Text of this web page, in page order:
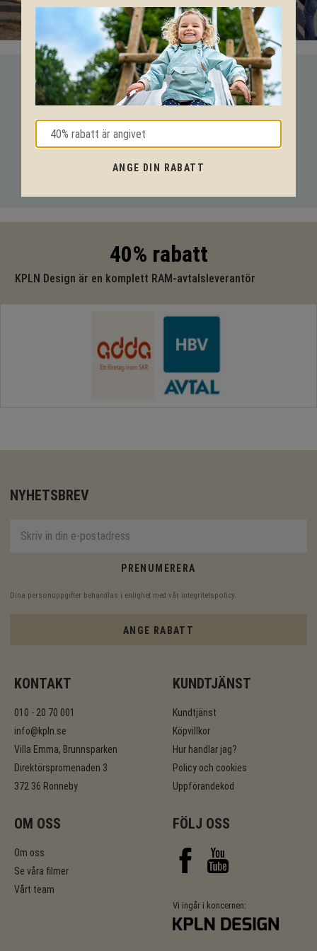
VI HJÄLPER DIG HELA VÄGEN!
Med vår mångåriga kunskap från produkter till säkerhet och
tekniska lösningar så hjälper vi dig igenom hela projektet.
010-20 70 001 eller maila oss
40% rabatt
KPLN Design är en komplett RAM-avtalsleverantör
NYHETSBREV
PRENUMERERA
Dina personuppgifter behandlas i enlighet med vår integritetspolicy
ANGE RABATT
KONTAKT
010 - 20 70 001
info@kpln.se
Villa Emma, Brunnsparken
Direktörspromenaden 3
372 36 Ronneby
KUNDTJÄNST
Kundtjänst
Köpvillkor
Hur handlar jag?
Policy och cookies
Uppförandekod
OM OSS
Om oss
Se våra filmer
Vårt team
FÖLJ OSS
Vi ingår i koncernen:
ANGE DIN RABATT